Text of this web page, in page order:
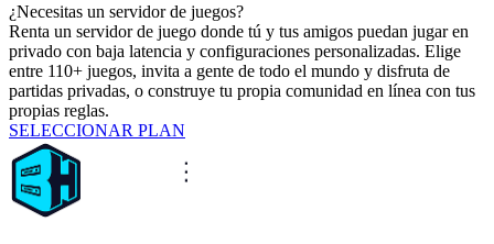
¿Necesitas un servidor de juegos?
Renta un servidor de juego donde tú y tus amigos puedan jugar en
privado con baja latencia y configuraciones personalizadas. Elige
entre 110+ juegos, invita a gente de todo el mundo y disfruta de
partidas privadas, o construye tu propia comunidad en línea con tus
propias reglas.
SELECCIONAR PLAN